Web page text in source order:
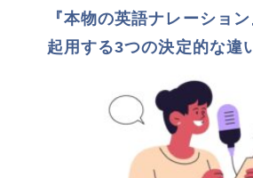
『本物の英語ナレーショ
起用する3つの決定的な違